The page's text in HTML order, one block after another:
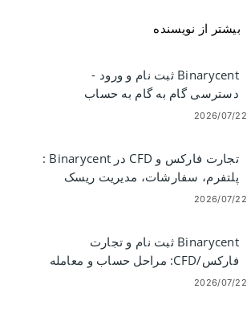
بیشتر از نویسنده
Binarycent ثبت نام و ورود -
دسترسی گام به گام به حساب
2026/07/22
تجارت فارکس و CFD در Binarycent :
پلتفرم، سفارشات، مدیریت ریسک
2026/07/22
Binarycent ثبت نام و تجارت
فارکس/CFD: مراحل حساب و معامله
2026/07/22